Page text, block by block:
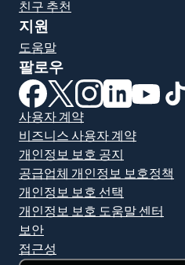
친구 추천
지원
도움말
팔로우
(새 창에서 열림)
(새 창에서 열림)
(새 창에서 열림)
(새 창에
(새
사용자 계약
비즈니스 사용자 계약
개인정보 보호 공지
공급업체 개인정보 보호정책
개인정보 보호 선택
개인정보 보호 도움말 센터
보안
접근성